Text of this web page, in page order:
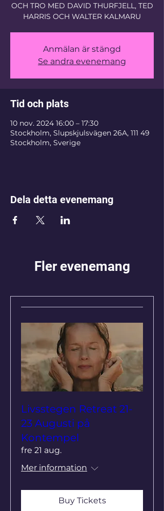
OCH TRO MED DAVID THURFJELL, TED
HARRIS OCH WALTER KALMARU
Anmälan är stängd
Se andra evenemang
Tid och plats
10 nov. 2024 16:00 – 17:30
Stockholm, Slupskjulsvägen 26A, 111 49
Stockholm, Sverige
Dela detta evenemang
Fler evenemang
Livsstegen Retreat 21-
23 Augusti på
Kontempel
fre 21 aug.
Mer information
Buy Tickets